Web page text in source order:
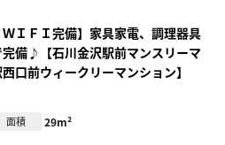
ＷＩＦＩ完備】家具家電、調理器具
備♪【石川金沢駅前マンスリーマ
口前ウィークリーマンション】
面積 29m²